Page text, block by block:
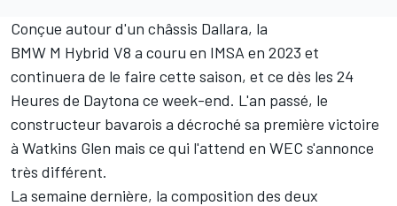
Conçue autour d'un châssis Dallara, la
BMW M Hybrid V8 a couru en IMSA en 2023 et
continuera de le faire cette saison, et ce dès les 24
Heures de Daytona ce week-end. L'an passé, le
constructeur bavarois a décroché sa première victoire
à Watkins Glen mais ce qui l'attend en WEC s'annonce
très différent.
La semaine dernière, la composition des deux